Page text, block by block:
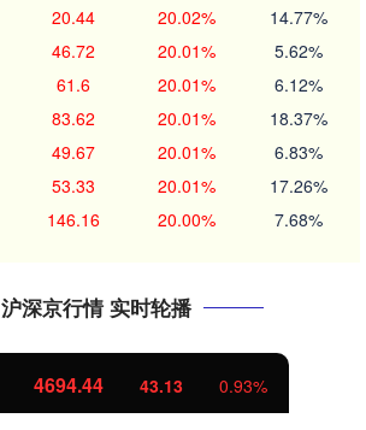
20.44 20.02% 14.77%
46.72 20.01% 5.62%
61.6 20.01% 6.12%
83.62 20.01% 18.37%
49.67 20.01% 6.83%
53.33 20.01% 17.26%
146.16 20.00% 7.68%
沪深京行情 实时轮播
4694.44 43.13 0.93%